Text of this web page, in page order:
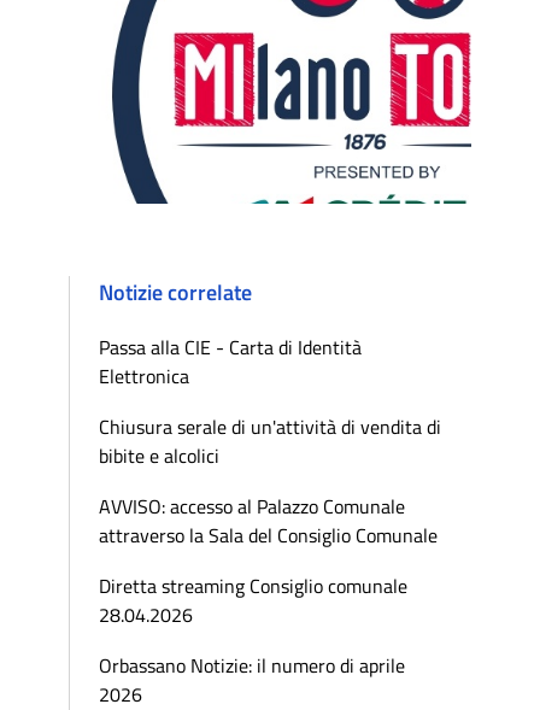
Notizie correlate
Passa alla CIE - Carta di Identità
Elettronica
Chiusura serale di un'attività di vendita di
bibite e alcolici
AVVISO: accesso al Palazzo Comunale
attraverso la Sala del Consiglio Comunale
Diretta streaming Consiglio comunale
28.04.2026
Orbassano Notizie: il numero di aprile
2026